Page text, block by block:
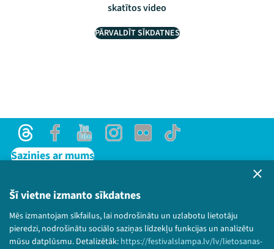
Šī vietne izmanto sīkdatnes
Mēs izmantojam sīkfailus, lai nodrošinātu un uzlabotu lietotāju
pieredzi, nodrošinātu sociālo saziņas līdzekļu funkcijas un analizētu
mūsu datplūsmu. Detalizētāk: https://festivalslampa.lv/lv/lietosanas-
skatītos video
PĀRVALDĪT SĪKDATNES
ThreadsFacebookYoutubeInstagram
Flick TikTok
Sazinies ar mums
Lietošanas noteikumi un sīkdatņu politika
Bērnu aizsardzības politika
© 2026 Sarunu festivāls LAMPA Visas tiesības
paturētas.